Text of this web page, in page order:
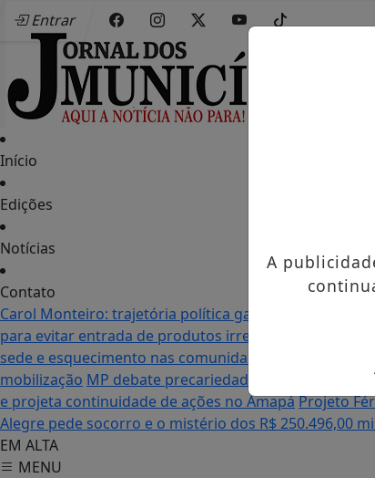
Entrar
Início
Edições
Notícias
Contato
Carol Monteiro: trajetória política ganha destaque
para evitar entrada de produtos irregulares
sede e esquecimento nas comunidades: as duas
mobilização MP debate precariedade de energia
e projeta continuidade de ações no AmapáProjeto
Alegre pede socorro e o mistério dos R$ 250.496,00
EM ALTA
MENU
A